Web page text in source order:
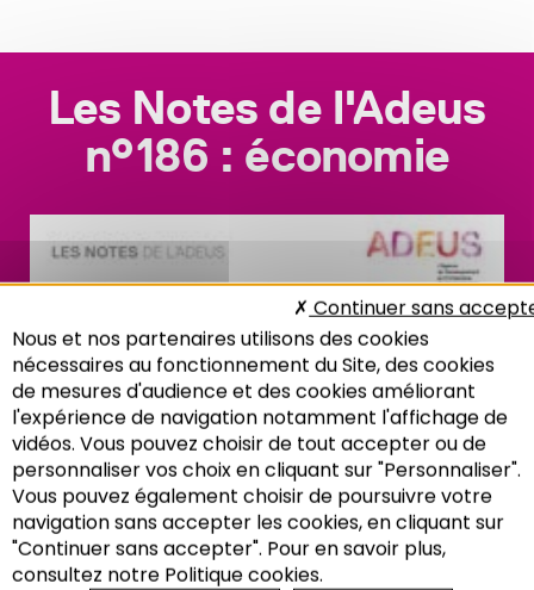
Recherche
Les Notes de l'Adeus
n°186 : économie
Nous et nos partenaires utilisons des cookies
nécessaires au fonctionnement du Site, des cookies
de mesures d'audience et des cookies améliorant
l'expérience de navigation notamment l'affichage de
vidéos. Vous pouvez choisir de tout accepter ou de
personnaliser vos choix en cliquant sur "Personnaliser".
Vous pouvez également choisir de poursuivre votre
navigation sans accepter les cookies, en cliquant sur
"Continuer sans accepter". Pour en savoir plus,
consultez notre Politique cookies.
Continuer sans